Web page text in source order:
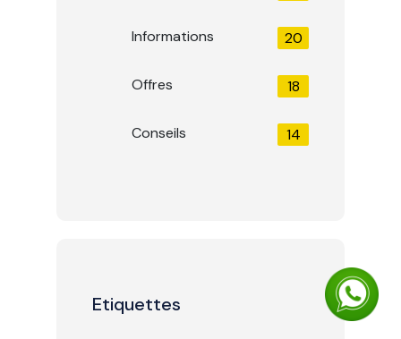
Informations 20
Offres 18
Conseils 14
Etiquettes